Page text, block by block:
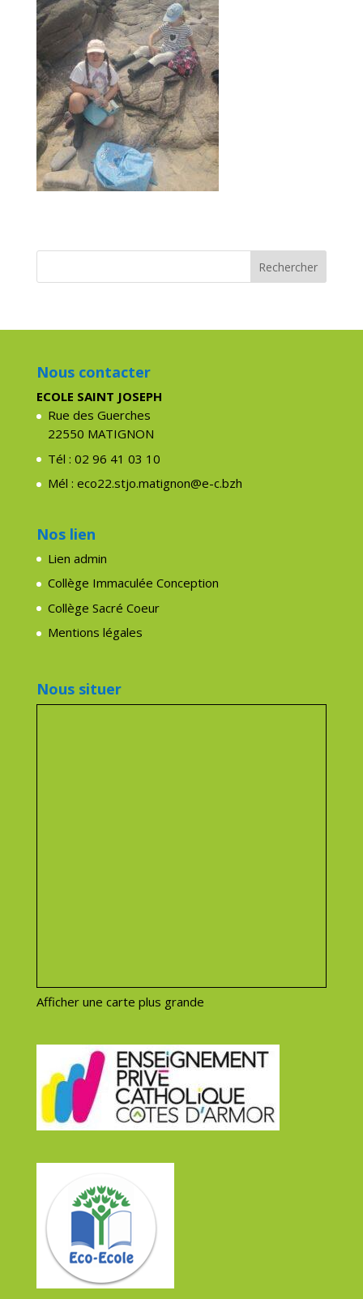
Nous contacter
ECOLE SAINT JOSEPH
Rue des Guerches
22550 MATIGNON
Tél : 02 96 41 03 10
Mél : eco22.stjo.matignon@e-c.bzh
Nos lien
Lien admin
Collège Immaculée Conception
Collège Sacré Coeur
Mentions légales
Nous situer
Afficher une carte plus grande